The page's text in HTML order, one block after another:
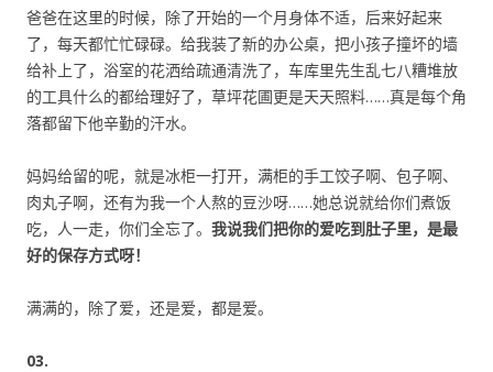
爸爸在这里的时候，除了开始的一个月身体不适，后来好起来
了，每天都忙忙碌碌。给我装了新的办公桌，把小孩子撞坏的墙
给补上了，浴室的花洒给疏通清洗了，车库里先生乱七八糟堆放
的工具什么的都给理好了，草坪花圃更是天天照料……真是每个角
落都留下他辛勤的汗水。
妈妈给留的呢，就是冰柜一打开，满柜的手工饺子啊、包子啊、
肉丸子啊，还有为我一个人熬的豆沙呀……她总说就给你们煮饭
吃，人一走，你们全忘了。 我说我们把你的爱吃到肚子里，是最
好的保存方式呀！
满满的，除了爱，还是爱，都是爱。
03.